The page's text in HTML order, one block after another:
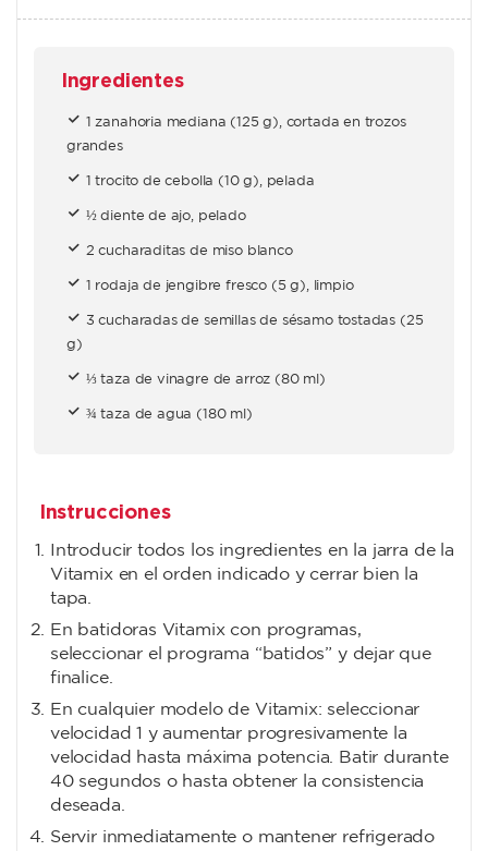
Ingredientes
1 zanahoria mediana (125 g), cortada en trozos
grandes
1 trocito de cebolla (10 g), pelada
½ diente de ajo, pelado
2 cucharaditas de miso blanco
1 rodaja de jengibre fresco (5 g), limpio
3 cucharadas de semillas de sésamo tostadas (25
g)
⅓ taza de vinagre de arroz (80 ml)
¾ taza de agua (180 ml)
Instrucciones
Introducir todos los ingredientes en la jarra de la
Vitamix en el orden indicado y cerrar bien la
tapa.
En batidoras Vitamix con programas,
seleccionar el programa “batidos” y dejar que
finalice.
En cualquier modelo de Vitamix: seleccionar
velocidad 1 y aumentar progresivamente la
velocidad hasta máxima potencia. Batir durante
40 segundos o hasta obtener la consistencia
deseada.
Servir inmediatamente o mantener refrigerado